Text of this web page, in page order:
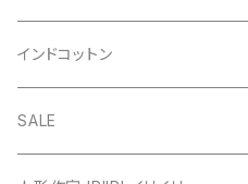
シャツ・ブラウス
カーディガン
インドコットン
SALE